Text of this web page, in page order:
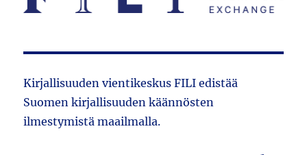
Kirjallisuuden vientikeskus FILI edistää
Suomen kirjallisuuden käännösten
ilmestymistä maailmalla.